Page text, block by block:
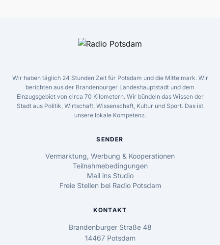
Wir haben täglich 24 Stunden Zeit für Potsdam und die Mittelmark. Wir
berichten aus der Brandenburger Landeshauptstadt und dem
Einzugsgebiet von circa 70 Kilometern. Wir bündeln das Wissen der
Stadt aus Politik, Wirtschaft, Wissenschaft, Kultur und Sport. Das ist
unsere lokale Kompetenz.
SENDER
Vermarktung, Werbung & Kooperationen
Teilnahmebedingungen
Mail ins Studio
Freie Stellen bei Radio Potsdam
KONTAKT
Brandenburger Straße 48
14467 Potsdam